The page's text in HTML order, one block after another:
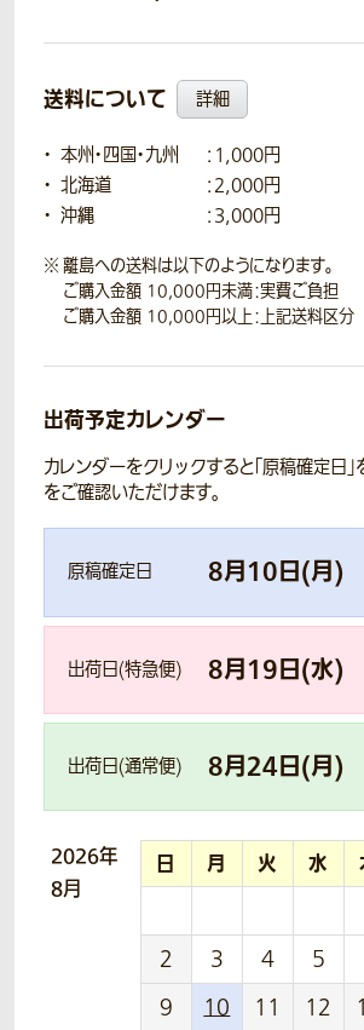
送料について 詳細
本州・四国・九州
：1,000円
北海道
：2,000円
沖縄
：3,000円
離島への送料は以下のようになります。
ご購入金額 10,000円未満：実費ご負担
ご購入金額 10,000円以上：上記送料区分
出荷予定カレンダー
カレンダーをクリックすると「原稿確定日
をご確認いただけます。
原稿確定日 8月10日(月)
出荷日(特急便) 8月19日(水)
出荷日(通常便) 8月24日(月)
2026年
8月
日 月 火 水
2
3 4 5
9
10 11 12